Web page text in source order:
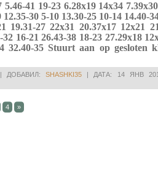
41 19-23 6.28x19 14x34
30 5-10 13.30-25 10-14 14.40-
19.31-27 22x31 20.37x17 12x21
16-21 26.43-38 18-23 27.29x18
32.40-35 Stuurt aan op gesloten
ДОБАВИЛ: SHASHKI35 |ДАТА: 14 ЯНВ
4 »